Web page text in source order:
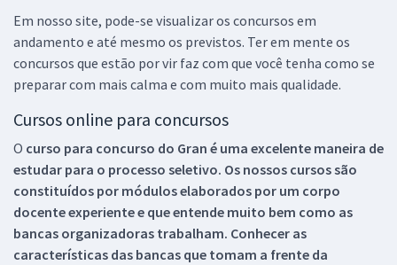
Em nosso site, pode-se visualizar os concursos em
andamento e até mesmo os previstos. Ter em mente os
concursos que estão por vir faz com que você tenha como se
preparar com mais calma e com muito mais qualidade.
Cursos online para concursos
O curso para concurso do Gran é uma excelente maneira de
estudar para o processo seletivo. Os nossos cursos são
constituídos por módulos elaborados por um corpo
docente experiente e que entende muito bem como as
bancas organizadoras trabalham. Conhecer as
características das bancas que tomam a frente da